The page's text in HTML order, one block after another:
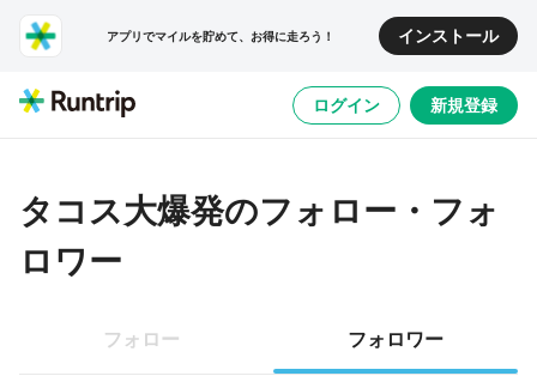
アプリでマイルを貯めて、お得に走ろう！ インストール
ログイン 新規登録
タコス大爆発のフォロー・フォ
ロワー
フォロー フォロワー